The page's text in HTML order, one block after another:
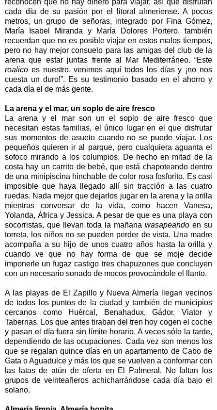
reconocen que no hay dinero para viajar, así que disfrutan
cada día de su pasión por el litoral almeriense. A pocos
metros, un grupo de señoras, integrado por Fina Gómez,
María Isabel Miranda y María Dolores Portero, también
recuerdan que no es posible viajar en estos malos tiempos,
pero no hay mejor consuelo para las amigas del club de la
arena que estar juntas frente al Mar Mediterráneo. “Este
roalico es nuestro, venimos aquí todos los días y ¡no nos
cuesta un duro!”. Es su testimonio basado en el ahorro y
cada día el de más gente.
La arena y el mar, un soplo de aire fresco
La arena y el mar son un el soplo de aire fresco que
necesitan estas familias, el único lugar en el que disfrutar
sus momentos de asueto cuando no se puede viajar. Los
pequeños quieren ir al parque, pero cualquiera aguanta el
sofoco mirando a los columpios. De hecho en mitad de la
costa hay un carrito de bebé, que está chapoteando dentro
de una minipiscina hinchable de color rosa fosforito. Es casi
imposible que haya llegado allí sin tracción a las cuatro
ruedas. Nada mejor que dejarlos jugar en la arena y la orilla
mientras conversar de la vida, como hacen Vanesa,
Yolanda, África y Jessica. A pesar de que es una playa con
socorristas, que llevan toda la mañana wasapeando en su
torreta, los niños no se pueden perder de vista. Una madre
acompaña a su hijo de unos cuatro años hasta la orilla y
cuando ve que no hay forma de que se moje decide
imponerle un fugaz castigo tres chapuzones que concluyen
con un necesario sonado de mocos provocándole el llanto.
A las playas de El Zapillo y Nueva Almería llegan vecinos
de todos los puntos de la ciudad y también de municipios
cercanos como Huércal, Benahadux, Gádor, Viator y
Tabernas. Los que antes tiraban del tren hoy cogen el coche
y pasan el día fuera sin límite horario. A veces sólo la tarde,
dependiendo de las ocupaciones. Cada vez son menos los
que se regalan quince días en un apartamento de Cabo de
Gata o Aguadulce y más los que se vuelven a conformar con
las latas de atún de oferta en El Palmeral. No faltan los
grupos de veinteañeros achicharrándose cada día bajo el
solano.